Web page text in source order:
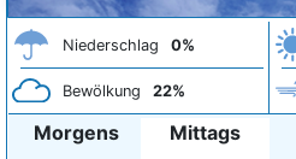
Niederschlag 0%
Bewölkung 22%
Morgens Mittags